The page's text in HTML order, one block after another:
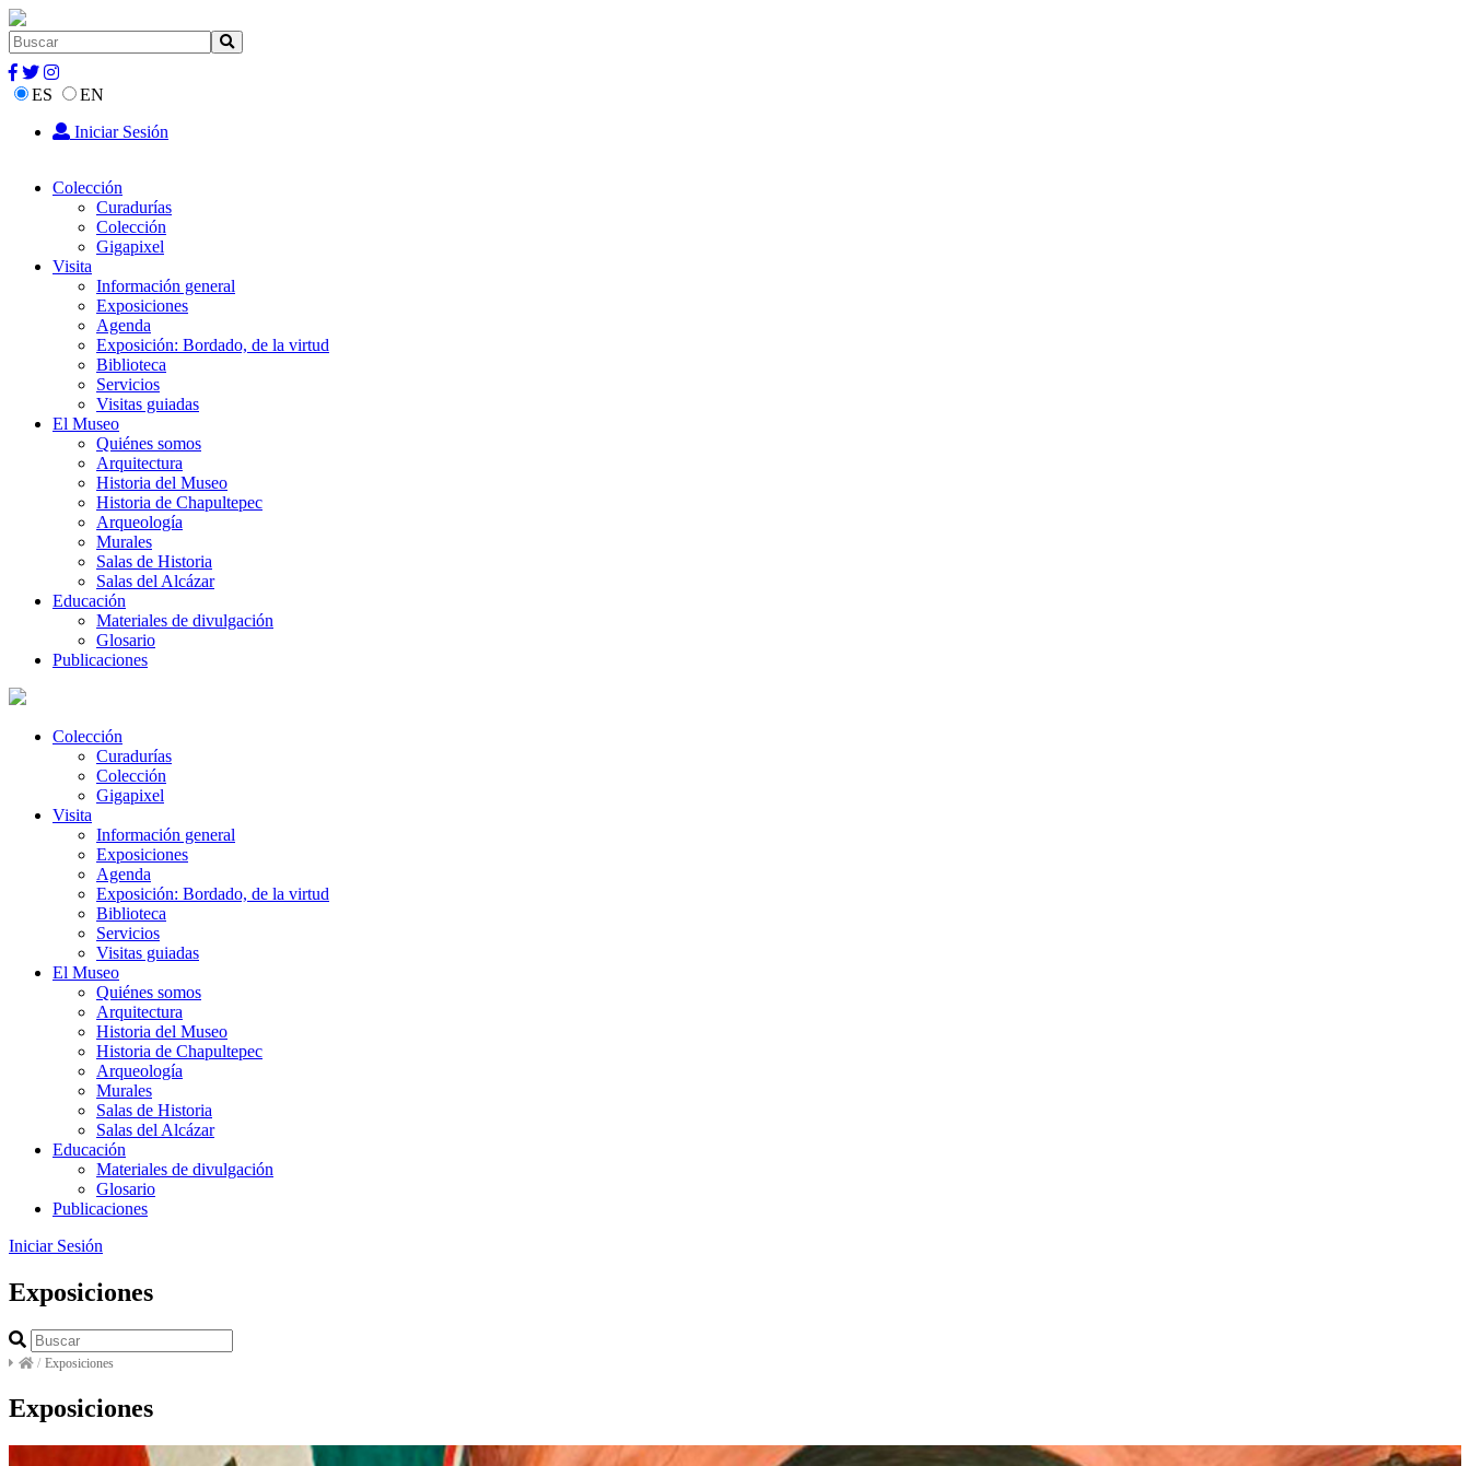
ES
EN
Iniciar Sesión
Colección
Curadurías
Colección
Gigapixel
Visita
Información general
Exposiciones
Agenda
Exposición: Bordado, de la virtud
Biblioteca
Servicios
Visitas guiadas
El Museo
Quiénes somos
Arquitectura
Historia del Museo
Historia de Chapultepec
Arqueología
Murales
Salas de Historia
Salas del Alcázar
Educación
Materiales de divulgación
Glosario
Publicaciones
Colección
Curadurías
Colección
Gigapixel
Visita
Información general
Exposiciones
Agenda
Exposición: Bordado, de la virtud
Biblioteca
Servicios
Visitas guiadas
El Museo
Quiénes somos
Arquitectura
Historia del Museo
Historia de Chapultepec
Arqueología
Murales
Salas de Historia
Salas del Alcázar
Educación
Materiales de divulgación
Glosario
Publicaciones
Iniciar Sesión
Exposiciones
/ Exposiciones
Exposiciones